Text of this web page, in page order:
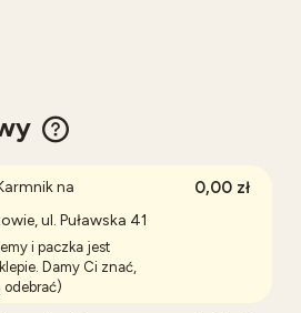
kosztów płatności
na
ul. Puławska 41
i paczka jest
Damy Ci znać,
odebrać)
0,00 zł